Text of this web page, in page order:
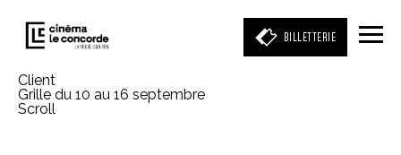
BILLETTERIE
Client
Grille du 10 au 16 septembre
Scroll